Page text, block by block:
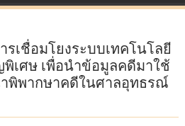
รเชื่อมโยงระบบเทคโนโลยี
เศษ เพื่อนำข้อมูลคดีมาใช้
พิพากษาคดีในศาลอุทธรณ์